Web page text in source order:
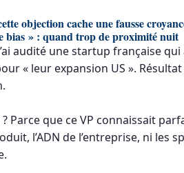
objection cache une fausse
bias » : quand trop de proximité nuit
audité une startup française
« leur expansion US ».
Parce que ce VP connaissait
l’ADN de l’entreprise, ni les